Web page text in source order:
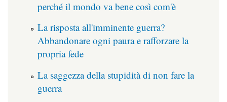
perché il mondo va bene così com'è
La risposta all'imminente guerra?
Abbandonare ogni paura e rafforzare la
propria fede
La saggezza della stupidità di non fare la
guerra